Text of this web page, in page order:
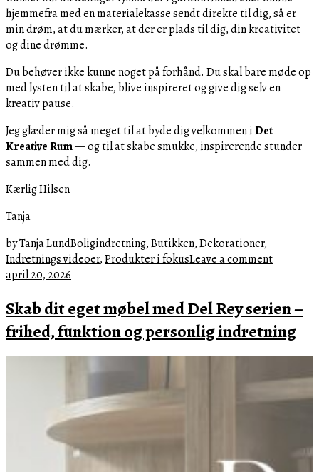
hjemmefra med en materialekasse sendt direkte til dig, så er
min drøm, at du mærker, at der er plads til dig, din kreativitet
og dine drømme.
Du behøver ikke kunne noget på forhånd. Du skal bare møde op
med lysten til at skabe, blive inspireret og give dig selv en
kreativ pause.
Jeg glæder mig så meget til at byde dig velkommen iDet
Kreative Rum— og til at skabe smukke, inspirerende stunder
sammen med dig.
Kærlig Hilsen
Tanja
byTanja LundBoligindretning,Butikken,Dekorationer,
Indretnings videoer,Produkter i fokusLeave a comment
april 20, 2026
2026
Skab dit eget møbel med Del Rey serien –
frihed, funktion og personlig indretning